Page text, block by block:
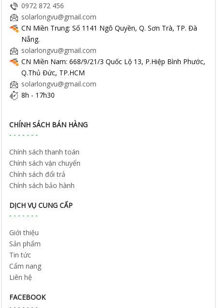
0972 872 456
solarlongvu@gmail.com
CN Miền Trung: Số 1141 Ngô Quyền, Q. Sơn Trà, TP. Đà
Nẵng.
solarlongvu@gmail.com
CN Miền Nam: 668/9/21/3 Quốc Lộ 13, P.Hiệp Bình Phước,
Q.Thủ Đức, TP.HCM
solarlongvu@gmail.com
8h - 17h30
CHÍNH SÁCH BÁN HÀNG
Chính sách thanh toán
Chính sách vận chuyển
Chính sách đổi trả
Chính sách bảo hành
DỊCH VỤ CUNG CẤP
Giới thiệu
Sản phẩm
Tin tức
Cẩm nang
Liên hệ
FACEBOOK